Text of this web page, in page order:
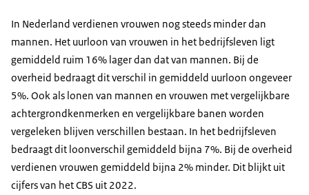
In Nederland verdienen vrouwen nog steeds minder dan
mannen. Het uurloon van vrouwen in het bedrijfsleven ligt
gemiddeld ruim 16% lager dan dat van mannen. Bij de
overheid bedraagt dit verschil in gemiddeld uurloon ongeveer
5%. Ook als lonen van mannen en vrouwen met vergelijkbare
achtergrondkenmerken en vergelijkbare banen worden
vergeleken blijven verschillen bestaan. In het bedrijfsleven
bedraagt dit loonverschil gemiddeld bijna 7%. Bij de overheid
verdienen vrouwen gemiddeld bijna 2% minder. Dit blijkt uit
cijfers van het CBS uit 2022.